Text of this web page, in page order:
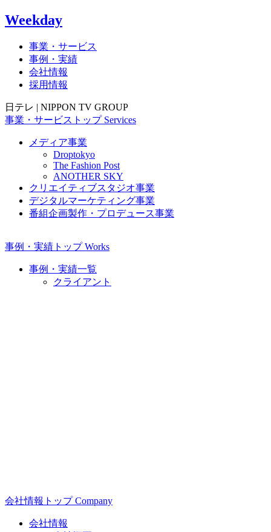
Weekday
事業・サービス
事例・実績
会社情報
採用情報
日テレ | NIPPON TV GROUP
事業・サービス トップ Services
メディア事業
Droptokyo
The Fashion Post
ANOTHER SKY
クリエイティブスタジオ事業
デジタルマーケティング事業
番組企画製作・プロデュース事業
事例・実績 トップ Works
事例・実績一覧
クライアント
会社情報 トップ Company
会社情報